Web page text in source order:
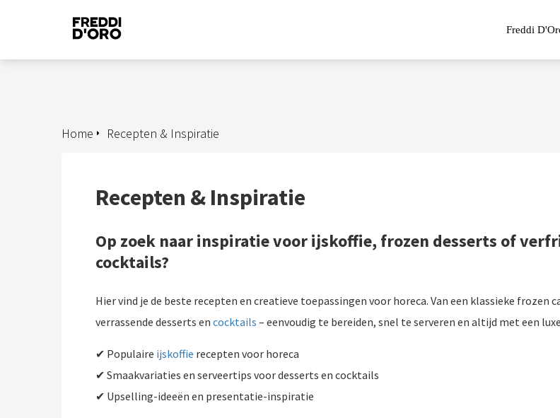
Freddi
Recepten & Inspiratie
Home
Recepten & Inspiratie
Op zoek naar inspiratie voor ijskoffie, frozen desserts of
cocktails?
Hier vind je de beste recepten en creatieve toepassingen voor horeca. Van een klassieke frozen
verrassende desserts en cocktails – eenvoudig te bereiden, snel te serveren en altijd met een
✔ Populaire ijskoffie recepten voor horeca
✔ Smaakvariaties en serveertips voor desserts en cocktails
✔ Upselling-ideeën en presentatie-inspiratie